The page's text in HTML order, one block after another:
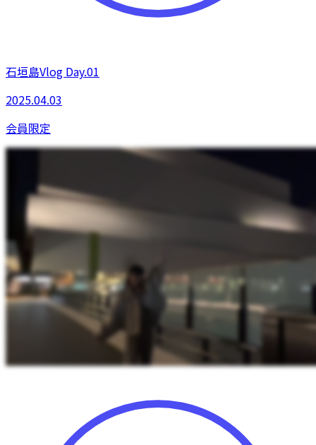
石垣島Vlog Day.01
2025.04.03
会員限定